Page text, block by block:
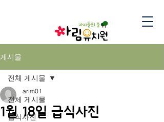
게시물
전체 게시물
급식사진
전체 게시물
1월 18일 급식사진
arim01